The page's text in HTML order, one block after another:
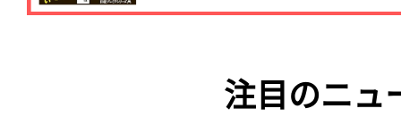
注目のニュ